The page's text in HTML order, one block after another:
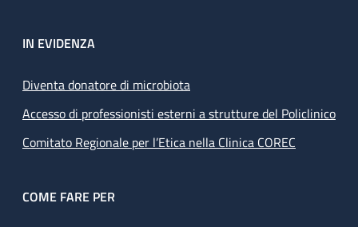
IN EVIDENZA
Diventa donatore di microbiota
Accesso di professionisti esterni a strutture del Policlinico
Comitato Regionale per l’Etica nella Clinica COREC
COME FARE PER